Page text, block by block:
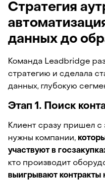
Стратегия
данных до
Команда Leadbridge
стратегию и сделала
данных, глубокую
Этап 1. Поиск
Клиент сразу пришел
нужны компании,
участвуют в
кто производит
выигрывают контракты